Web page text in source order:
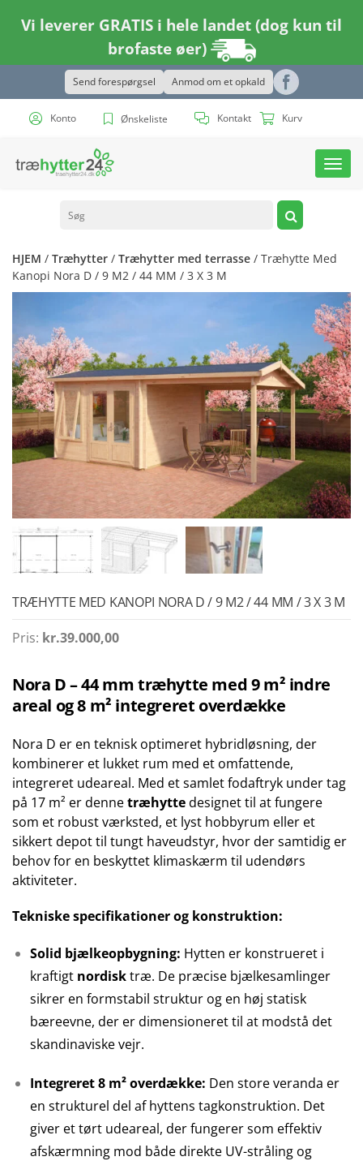
Vi leverer GRATIS i hele landet (dog kun til
brofaste øer)
Send forespørgsel Anmod om et opkald
Konto Ønskeliste Kontakt Kurv
HJEM / Træhytter / Træhytter med terrasse / Træhytte Med
Kanopi Nora D / 9 M2 / 44 MM / 3 X 3 M
TRÆHYTTE MED KANOPI NORA D / 9 M2 / 44 MM / 3 X 3 M
Pris: kr.39.000,00
Nora D – 44 mm træhytte med 9 m² indre
areal og 8 m² integreret overdække
Nora D er en teknisk optimeret hybridløsning, der
kombinerer et lukket rum med et omfattende,
integreret udeareal. Med et samlet fodaftryk under tag
på 17 m² er dennetræhyttedesignet til at fungere
som et robust værksted, et lyst hobbyrum eller et
sikkert depot til tungt haveudstyr, hvor der samtidig er
behov for en beskyttet klimaskærm til udendørs
aktiviteter.
Tekniske specifikationer og konstruktion:
Solid bjælkeopbygning: Hytten er konstrueret i
kraftigt nordisktræ. De præcise bjælkesamlinger
sikrer en formstabil struktur og en høj statisk
bæreevne, der er dimensioneret til at modstå det
skandinaviske vejr.
Integreret 8 m² overdække: Den store veranda er
en strukturel del af hyttens tagkonstruktion. Det
giver et tørt udeareal, der fungerer som effektiv
afskærmning mod både direkte UV-stråling og